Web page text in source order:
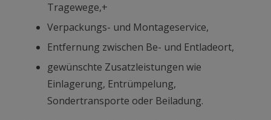
Tragewege,+
Verpackungs- und Montageservice,
Entfernung zwischen Be- und Entladeort,
gewünschte Zusatzleistungen wie
Einlagerung, Entrümpelung,
Sondertransporte oder Beiladung.